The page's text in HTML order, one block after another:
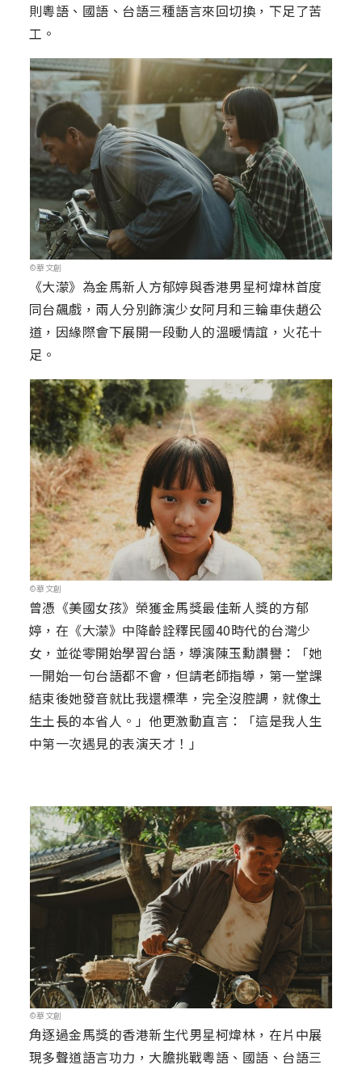
則粵語、國語、台語三種語言來回切換，下足了苦
工。
©華文創
《大濛》為金馬新人方郁婷與香港男星柯煒林首度
同台飆戲，兩人分別飾演少女阿月和三輪車伕趙公
道，因緣際會下展開一段動人的溫暖情誼，火花十
足。
©華文創
曾憑《美國女孩》榮獲金馬獎最佳新人獎的方郁
婷，在《大濛》中降齡詮釋民國40時代的台灣少
女，並從零開始學習台語，導演陳玉勳讚譽：「她
一開始一句台語都不會，但請老師指導，第一堂課
結束後她發音就比我還標準，完全沒腔調，就像土
生土長的本省人。」他更激動直言：「這是我人生
中第一次遇見的表演天才！」
©華文創
角逐過金馬獎的香港新生代男星柯煒林，在片中展
現多聲道語言功力，大膽挑戰粵語、國語、台語三